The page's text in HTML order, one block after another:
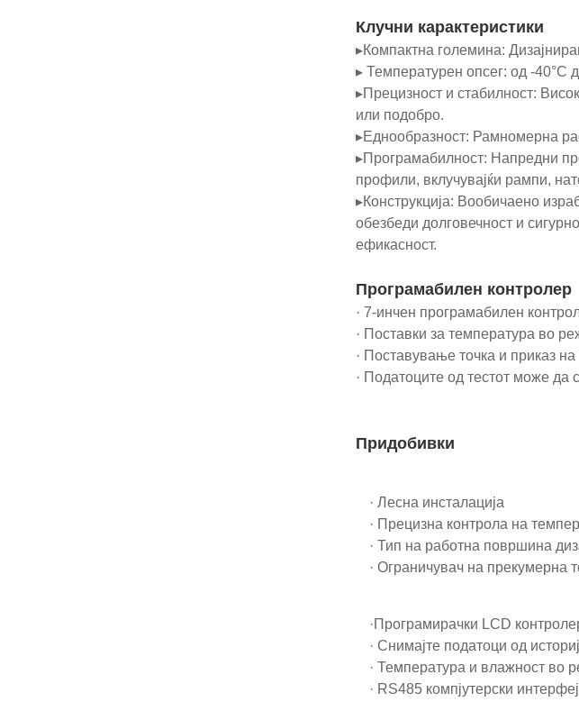
Клучни карактеристики
▸Компактна големина:
▸ Температурен опсег: од -40°C
▸Прецизност и стабилност:
или подобро.
▸Еднообразност: Рамномерна
▸Програмабилност: Напредни
профили, вклучувајќи рампи,
▸Конструкција: Вообичаено
обезбеди долговечност и
ефикасност.
Програмабилен контролер
· 7-инчен програмабилен
· Поставки за температура во
· Поставување точка и приказ
· Податоците од тестот може да
Придобивки
· Лесна инсталација
· Прецизна контрола на
· Тип на работна површина
· Ограничувач на прекумерна
·Програмирачки LCD
· Снимајте податоци од
· Температура и влажност во
· RS485 компјутерски